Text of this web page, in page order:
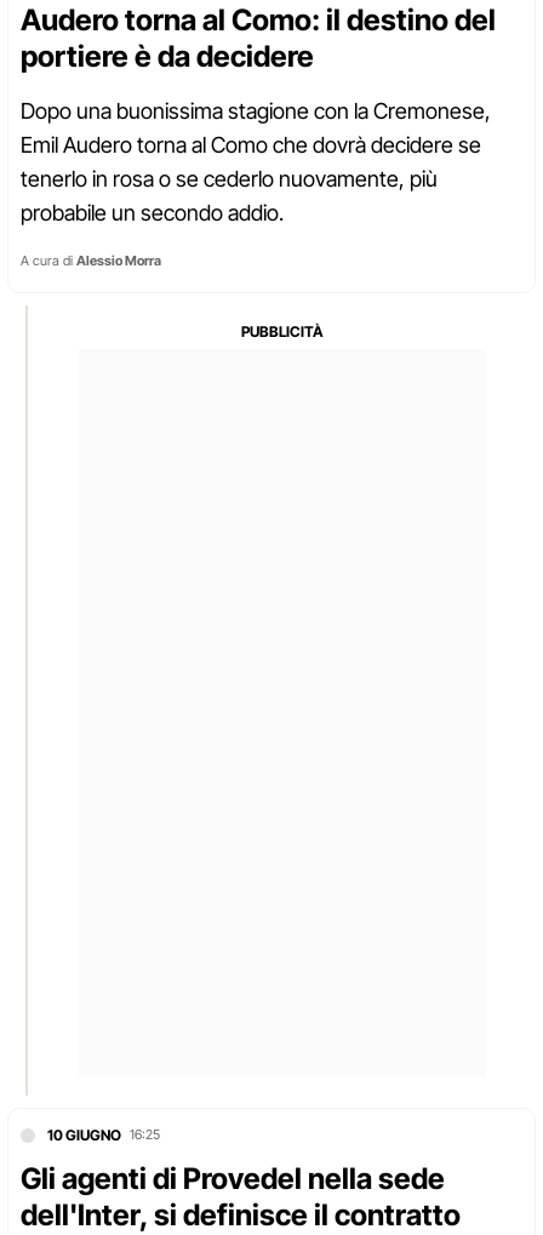
Audero torna al Como: il destino del
portiere è da decidere
Dopo una buonissima stagione con la Cremonese,
Emil Audero torna al Como che dovrà decidere se
tenerlo in rosa o se cederlo nuovamente, più
probabile un secondo addio.
A cura di Alessio Morra
10 GIUGNO 16:25
Gli agenti di Provedel nella sede
dell'Inter, si definisce il contratto